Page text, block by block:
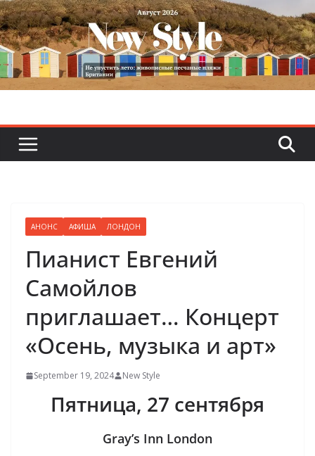
Skip
to
content
АНОНС АФИША ЛОНДОН
Пианист Евгений
Самойлов
приглашает… Концерт
«Осень, музыка и арт»
September 19, 2024 New Style
Пятница, 27 сентября
Gray’s Inn London